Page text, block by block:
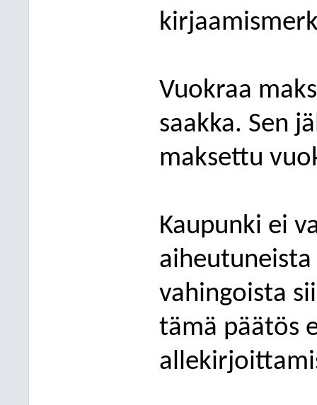
Vuokraa
saakka. Sen
maksettu
Kaupunki ei
vahingoista
tämä päätös